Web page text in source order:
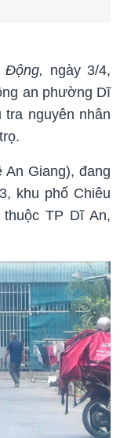
Động, ngày 3/4,
an phường Dĩ
nguyên nhân
An Giang), đang
khu phố Chiêu
TP Dĩ An,